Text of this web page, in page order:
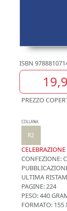
ISBN
PREZZO
COLLANA
R2
CONFEZIONE:
ULTIMA
PAGINE: 224
PESO: 440
FORMATO: 155